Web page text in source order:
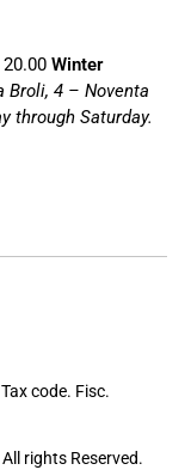
Winter
Broli, 4 – Noventa
through Saturday.
code. Fisc.
rights Reserved.